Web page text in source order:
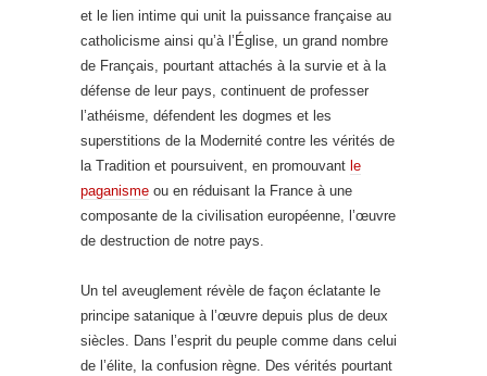
et le lien intime qui unit la puissance française au
catholicisme ainsi qu’à l’Église, un grand nombre
de Français, pourtant attachés à la survie et à la
défense de leur pays, continuent de professer
l’athéisme, défendent les dogmes et les
superstitions de la Modernité contre les vérités de
la Tradition et poursuivent, en promouvant le
paganisme ou en réduisant la France à une
composante de la civilisation européenne, l’œuvre
de destruction de notre pays.
Un tel aveuglement révèle de façon éclatante le
principe satanique à l’œuvre depuis plus de deux
siècles. Dans l’esprit du peuple comme dans celui
de l’élite, la confusion règne. Des vérités pourtant